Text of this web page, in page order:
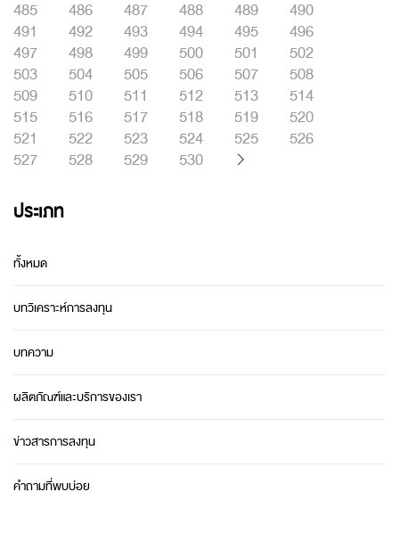
485
486 487 488 489
490
491
492 493 494 495
496
497
498 499 500 501
502
503
504 505 506 507
508
509
510 511 512 513
514
515
516 517 518 519
520
521
522 523 524 525
526
527
528 529 530
ประเภท
ทั้งหมด
บทวิเคราะห์การลงทุน
บทความ
ผลิตภัณฑ์และบริการของเรา
ข่าวสารการลงทุน
คำถามที่พบบ่อย